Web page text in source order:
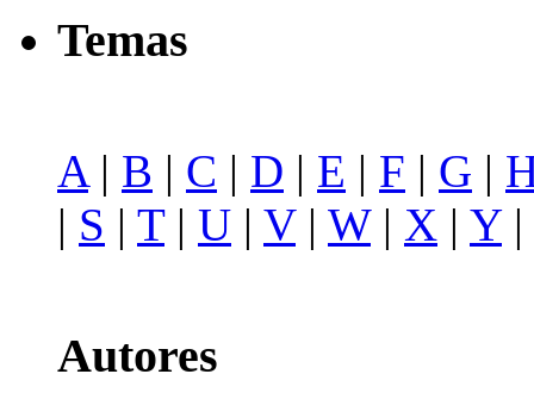
Temas
A| B | C | D | E | F | G |
| S | T| U | V| W| X | Y|
Autores